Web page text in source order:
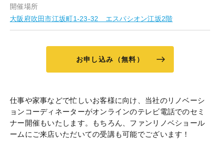
開催場所
大阪府吹田市江坂町1-23-32 エスパシオン江坂2階
お申し込み（無料）
仕事や家事などで忙しいお客様に向け、当社のリノベーシ
ョンコーディネーターがオンラインのテレビ電話でのセミ
ナー開催もいたします。もちろん、ファンリノベショール
ームにご来店いただいての受講も可能でございます！